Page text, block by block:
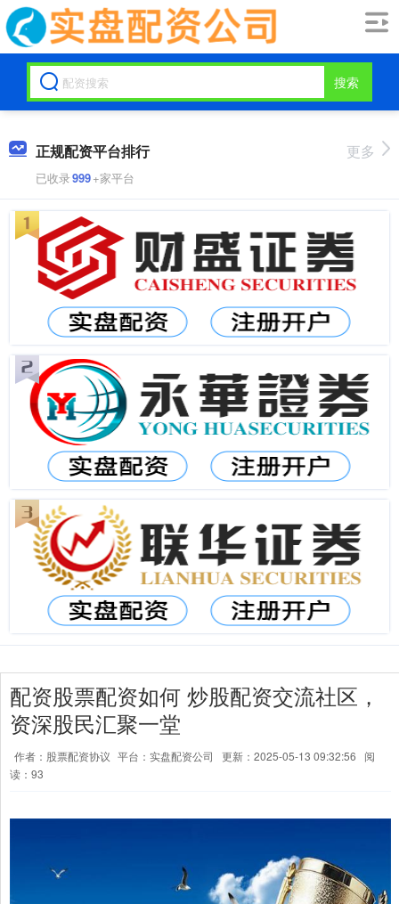
搜索
正规配资平台排行
已收录999+家平台
更多
配资股票配资如何 炒股配资交流社区，
资深股民汇聚一堂
作者：股票配资协议 平台：实盘配资公司 更新：2025-05-13 09:32:56
阅
读：93